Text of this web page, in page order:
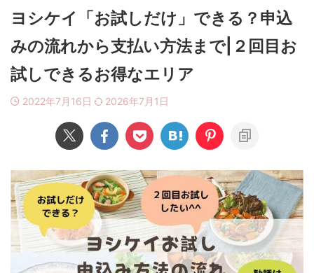
ヨシケイ「お試しだけ」できる？申込
みの流れから支払い方法まで|２回目お
試しできるお得なエリア
2022年7月16日 2026年7月1日